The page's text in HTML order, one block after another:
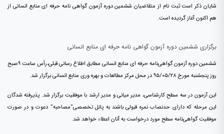
شایان ذکر است ثبت نام از متقاضیان ششمین دوره آزمون گواهی نامه حرفه ای منابع انسانی از
هم اکنون آغاز گردیده است.
برگزاری ششمین دوره آزمون گواهی نامه حرفه ای منابع انسانی
ششمین دوره آزمون گواهی‌نامه حرفه ای منابع انسانی مطابق اطلاع رسانی قبلی،رأس ساعت ۹صبح
روز پنجشنبه مورخ ۹۵/۰۵/۲۸ در محل مرکز مطالعات و بهره وری منابع انسانی برگزار شد.
این آزمون در سه سطح کارشناسی، مدیر میانی و مدیر ارشد با موفقیت برگزار شد. پذیرفته شدگان
این مرحله که دارای حدنصاب نمره قبولی باشند به پانل تخصصی”مصاحبه” دعوت و در صورت
موفقیت گواهی‌نامه سطح مورد درخواست به آنان اعطاء خواهد شد.